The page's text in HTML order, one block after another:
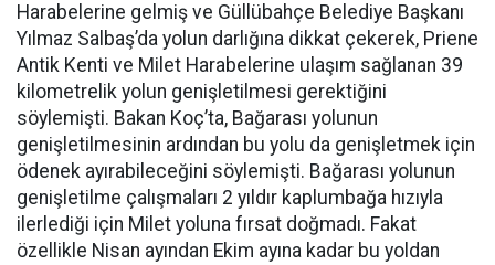
Harabelerine gelmiş ve Güllübahçe Belediye Başkanı
Yılmaz Salbaş’da yolun darlığına dikkat çekerek, Priene
Antik Kenti ve Milet Harabelerine ulaşım sağlanan 39
kilometrelik yolun genişletilmesi gerektiğini
söylemişti. Bakan Koç’ta, Bağarası yolunun
genişletilmesinin ardından bu yolu da genişletmek için
ödenek ayırabileceğini söylemişti. Bağarası yolunun
genişletilme çalışmaları 2 yıldır kaplumbağa hızıyla
ilerlediği için Milet yoluna fırsat doğmadı. Fakat
özellikle Nisan ayından Ekim ayına kadar bu yoldan